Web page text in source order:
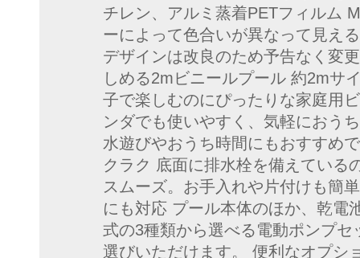
チレン、アルミ蒸着PETフィルム
ーによって色合いが異なって見え
デザインは改良のため予告なく変
しめる2mビニールプール 約2mサ
子で楽しむのにぴったりな家庭用
ンダでも使いやすく、気軽におう
水遊びやおうち時間にもおすすめ
クラク 底面に排水栓を備えている
スムーズ。お手入れや片付けも簡
にも対応 プール本体のほか、乾電
式の3種類から選べる電動ポンプ
選びいただけます。 便利なオプシ